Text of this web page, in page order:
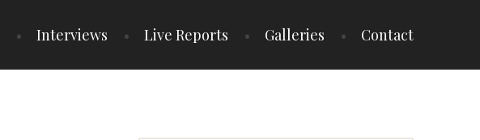
Interviews Live Reports Galleries Contact